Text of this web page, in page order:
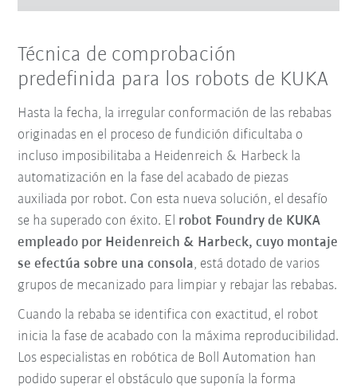
Técnica de comprobación
predefinida para los robots de KUKA
Hasta la fecha, la irregular conformación de las rebabas
originadas en el proceso de fundición dificultaba o
incluso imposibilitaba a Heidenreich & Harbeck la
automatización en la fase del acabado de piezas
auxiliada por robot. Con esta nueva solución, el desafío
se ha superado con éxito. El robot Foundry de KUKA
empleado por Heidenreich & Harbeck, cuyo montaje
se efectúa sobre una consola, está dotado de varios
grupos de mecanizado para limpiar y rebajar las rebabas.
Cuando la rebaba se identifica con exactitud, el robot
inicia la fase de acabado con la máxima reproducibilidad.
Los especialistas en robótica de Boll Automation han
podido superar el obstáculo que suponía la forma